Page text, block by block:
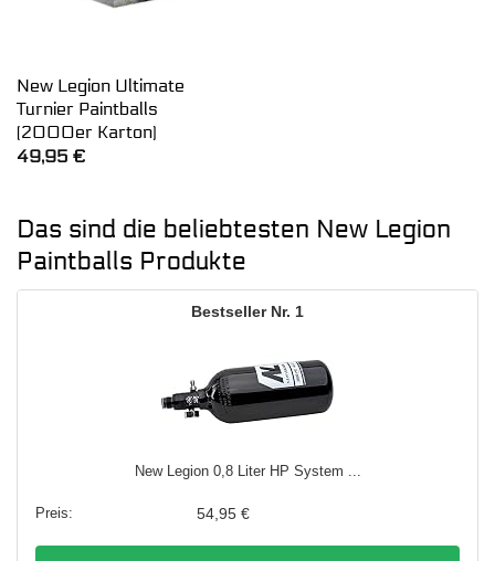
New Legion Ultimate
Turnier Paintballs
(2000er Karton)
49,95 €
Das sind die beliebtesten New Legion
Paintballs Produkte
1
New Legion 0,8 Liter HP System ...
54,95 €